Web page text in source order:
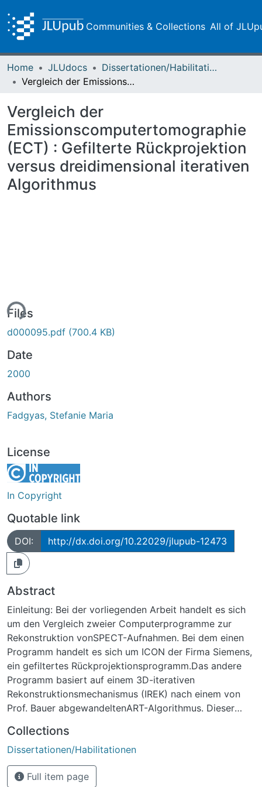
Communities & Collections All of
Home JLUdocs
Dissertationen/Habilitationen
Vergleich der Emissionscomputertomographie (ECT) : Gefilterte Rückprojektion versus dreidimensional iterativen Algorithmus
Vergleich der
Emissionscomputertomographie
(ECT) : Gefilterte Rückprojektion
versus dreidimensional iterativen
Algorithmus
Files
d000095.pdf (700.4 KB)
Date
2000
Authors
Fadgyas, Stefanie Maria
License
In Copyright
Quotable link
DOI: http://dx.doi.org/10.22029/jlupub-12473
Abstract
Einleitung: Bei der vorliegenden Arbeit handelt es sich
um den Vergleich zweier Computerprogramme zur
Rekonstruktion vonSPECT-Aufnahmen. Bei dem einen
Programm handelt es sich um ICON der Firma Siemens,
ein gefiltertes Rückprojektionsprogramm.Das andere
Programm basiert auf einem 3D-iterativen
Rekonstruktionsmechanismus (IREK) nach einem von
Prof. Bauer abgewandeltenART-Algorithmus. Dieser
Kollimators, in dem man nicht von einer Geraden
sondern voneinem Abbildungskegel als Herkunftsort
der [gamma]-Quanten ausgehen muß. Dies bedeutet
weiter, daß man nicht mehr von
Collections
Dissertationen/Habilitationen
Full item page